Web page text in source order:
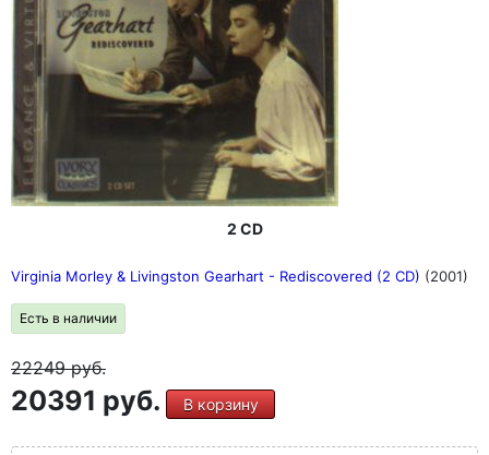
2 CD
Virginia Morley & Livingston Gearhart - Rediscovered (2 CD) (2001)
Есть в наличии
22249руб.
20391 руб. В корзину